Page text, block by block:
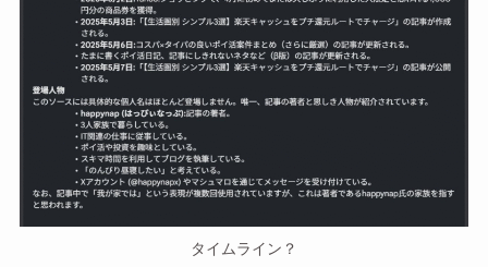
タイムライン？